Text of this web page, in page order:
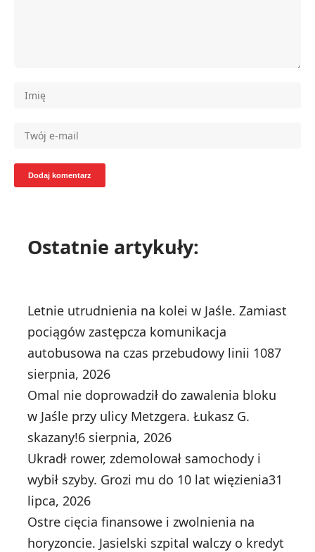
Ostatnie artykuły:
Letnie utrudnienia na kolei w Jaśle. Zamiast
pociągów zastępcza komunikacja
autobusowa na czas przebudowy linii 1087
sierpnia, 2026
Omal nie doprowadził do zawalenia bloku
w Jaśle przy ulicy Metzgera. Łukasz G.
skazany!6 sierpnia, 2026
Ukradł rower, zdemolował samochody i
wybił szyby. Grozi mu do 10 lat więzienia31
lipca, 2026
Ostre cięcia finansowe i zwolnienia na
horyzoncie. Jasielski szpital walczy o kredyt